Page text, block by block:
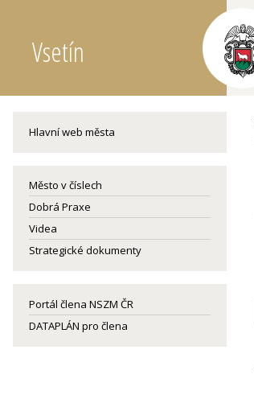
Vsetín
Hlavní web města
Město v číslech
Dobrá Praxe
Videa
Strategické dokumenty
Portál člena NSZM ČR
DATAPLÁN pro člena